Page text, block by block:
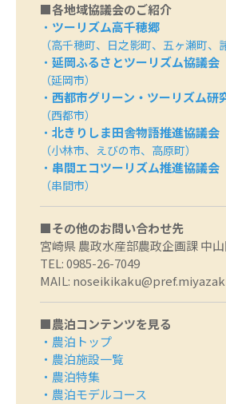
■各地域協議会のご紹介
・ ツーリズム高千穂郷
（高千穂町、日之影町、五ヶ瀬町、
・ 延岡ふるさとツーリズム協議会
（延岡市）
・ 西都市グリーン・ツーリズム研
（西都市）
・ 北きりしま田舎物語推進協議会
（小林市、えびの市、高原町）
・ 串間エコツーリズム推進協議会
（串間市）
■その他のお問い合わせ先
宮崎県 農政水産部農政企画課 中
TEL: 0985-26-7049
MAIL:
■農泊コンテンツを見る
・ 農泊トップ
・ 農泊施設一覧
・ 農泊特集
・ 農泊モデルコース